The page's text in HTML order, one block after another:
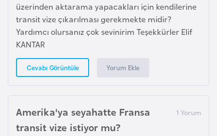
üzerinden aktarama yapacakları için kendilerine
transit vize çıkarılması gerekmekte midir?
Yardımcı olursanız çok sevinirim Teşekkürler Elif
KANTAR
Cevabı Görüntüle Yorum Ekle
Amerika'ya seyahatte Fransa
transit vize istiyor mu?
t
a
n
ı
a
t